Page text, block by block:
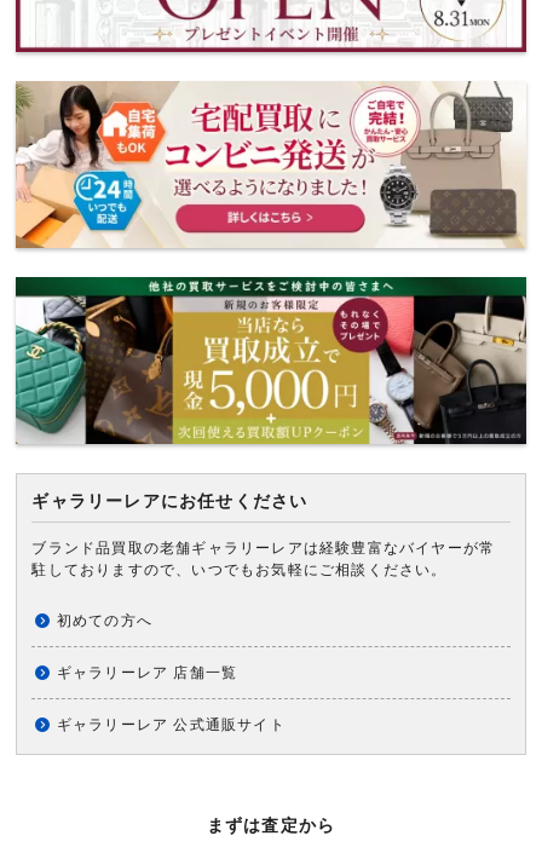
ギャラリーレアにお任せください
ブランド品買取の老舗ギャラリーレアは経験豊富なバイヤーが常
駐しておりますので、いつでもお気軽にご相談ください。
初めての方へ
ギャラリーレア 店舗一覧
ギャラリーレア 公式通販サイト
まずは査定から